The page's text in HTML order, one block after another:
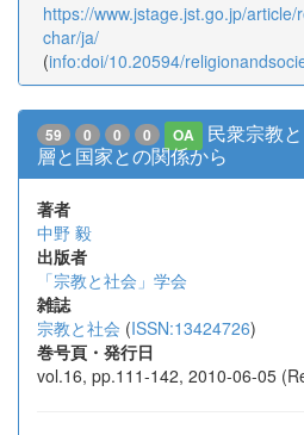
https://www.jstage.jst.go.jp/
char/ja/
(info:doi/10.20594/
59 0 0 0 OA
民衆宗教
層と国家との関係から
著者
中野 毅
出版者
「宗教と社会」学会
雑誌
宗教と社会 (ISSN:13424726)
巻号頁・発行日
vol.16, pp.111-142, 2010-06-05